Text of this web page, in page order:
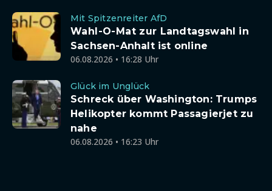
Mit Spitzenreiter AfD
Wahl-O-Mat zur Landtagswahl in
Sachsen-Anhalt ist online
06.08.2026 • 16:28 Uhr
Glück im Unglück
Schreck über Washington: Trumps
Helikopter kommt Passagierjet zu
nahe
06.08.2026 • 16:23 Uhr